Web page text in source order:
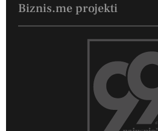
Biznis.me projekti